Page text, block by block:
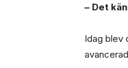
– Det
Idag blev